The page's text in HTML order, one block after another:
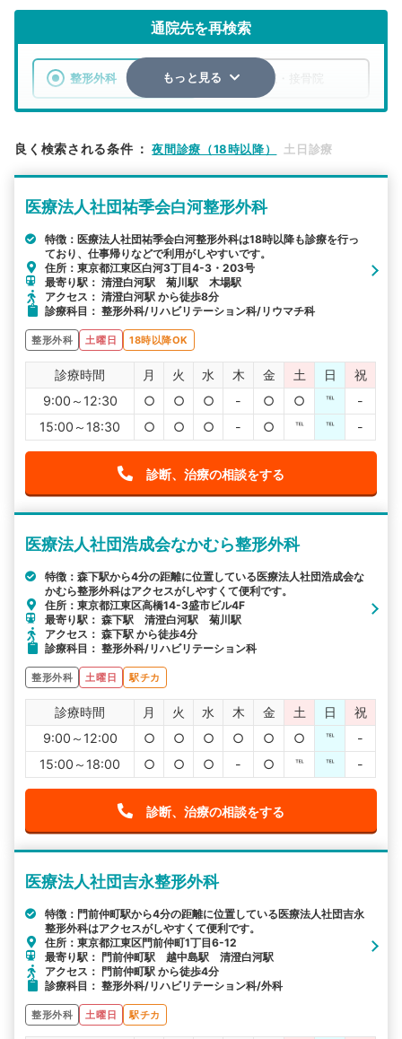
通院先を再検索
整形外科 整骨院・接骨院
検索する
詳細条件で絞り込む
その他の検索方法
駅から探す
もっと見る
良く検索される条件 ： 夜間診療（18時以降） 土日診療
医療法人社団祐季会白河整形外科
特徴：医療法人社団祐季会白河整形外科は18時以降も診療を行っ
ており、仕事帰りなどで利用がしやすいです。
住所：東京都江東区白河3丁目4-3・203号
最寄り駅： 清澄白河駅 菊川駅 木場駅
アクセス： 清澄白河駅 から徒歩8分
診療科目： 整形外科/リハビリテーション科/リウマチ科
整形外科 土曜日 18時以降OK
診療時間 月 火 水 木 金 土 日
祝
9:00～12:30
○ ○ ○ - ○ ○ ℡
-
15:00～18:30
○ ○ ○ - ○ ℡ ℡ -
診断、治療の相談をする
医療法人社団浩成会なかむら整形外科
特徴：森下駅から4分の距離に位置している医療法人社団浩成会な
かむら整形外科はアクセスがしやすくて便利です。
住所：東京都江東区高橋14-3盛市ビル4F
最寄り駅： 森下駅 清澄白河駅 菊川駅
アクセス： 森下駅 から徒歩4分
診療科目： 整形外科/リハビリテーション科
整形外科 土曜日 駅チカ
診療時間 月 火 水 木 金 土 日
祝
9:00～12:00
○ ○ ○ ○ ○ ○ ℡
-
15:00～18:00
○ ○ ○ - ○ ℡ ℡ -
診断、治療の相談をする
医療法人社団吉永整形外科
特徴：門前仲町駅から4分の距離に位置している医療法人社団吉永
整形外科はアクセスがしやすくて便利です。
住所：東京都江東区門前仲町1丁目6-12
最寄り駅： 門前仲町駅 越中島駅 清澄白河駅
アクセス： 門前仲町駅 から徒歩4分
診療科目： 整形外科/リハビリテーション科/外科
整形外科 土曜日 駅チカ